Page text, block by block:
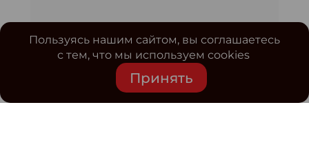
Пользуясь нашим сайтом, вы соглашаетесь
с тем, что мы используем cookies
Принять